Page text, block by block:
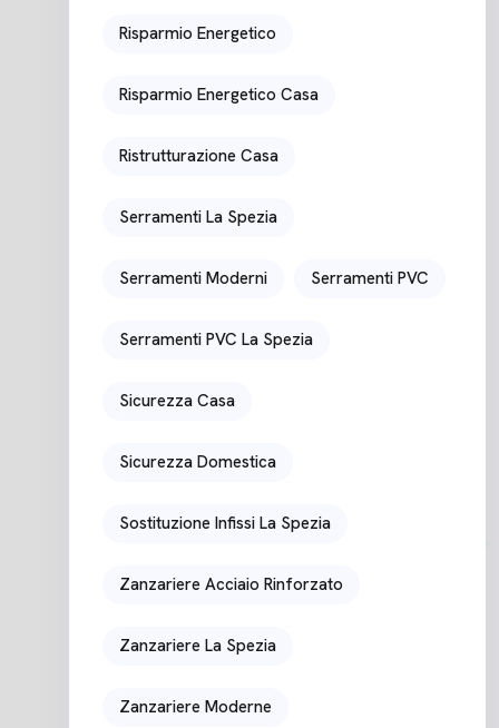
Risparmio Energetico
Risparmio Energetico Casa
Ristrutturazione Casa
Serramenti La Spezia
Serramenti Moderni Serramenti PVC
Serramenti PVC La Spezia
Sicurezza Casa
Sicurezza Domestica
Sostituzione Infissi La Spezia
Zanzariere Acciaio Rinforzato
Zanzariere La Spezia
Zanzariere Moderne